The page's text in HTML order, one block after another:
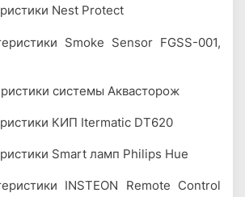
Nest Protect
Smoke Sensor FGSS-001,
системы Аквасторож
КИП Itermatic DT620
Smart ламп Philips Hue
INSTEON Remote Control